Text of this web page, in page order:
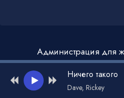
Администрация для
Ничего такого
Dave, Rickey